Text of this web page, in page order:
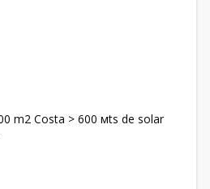
m2 Costa > 600 мts de solar